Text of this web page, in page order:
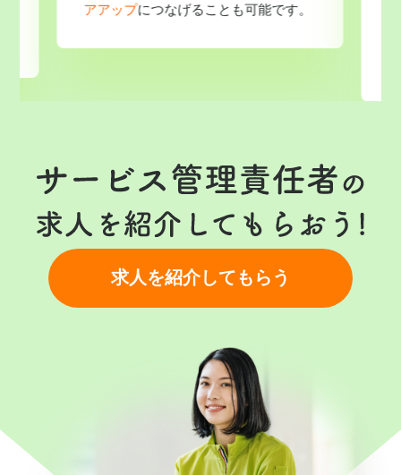
アアップにつなげることも可能です。
求人を紹介してもらう